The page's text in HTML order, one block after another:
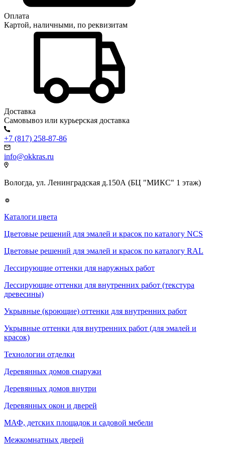
Оплата
Картой, наличными, по реквизитам
Доставка
Самовывоз или курьерская доставка
+7 (817) 258-87-86
info@okkras.ru
Вологда, ул. Ленинградская д.150А (БЦ "МИКС" 1 этаж)
Каталоги цвета
Цветовые решений для эмалей и красок по каталогу NCS
Цветовые решений для эмалей и красок по каталогу RAL
Лессирующие оттенки для наружных работ
Лессирующие оттенки для внутренних работ (текстура
древесины)
Укрывные (кроющие) оттенки для внутренних работ
Укрывные оттенки для внутренних работ (для эмалей и
красок)
Технологии отделки
Деревянных домов снаружи
Деревянных домов внутри
Деревянных окон и дверей
МАФ, детских площадок и садовой мебели
Межкомнатных дверей